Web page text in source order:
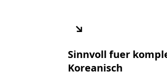
↘
Sinnvoll fuer
Koreanisch